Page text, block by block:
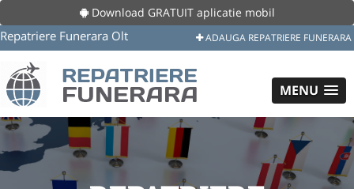
Download GRATUIT aplicatie mobil
Repatriere Funerara Olt ADAUGA REPATRIERE FUNERARA
MENU